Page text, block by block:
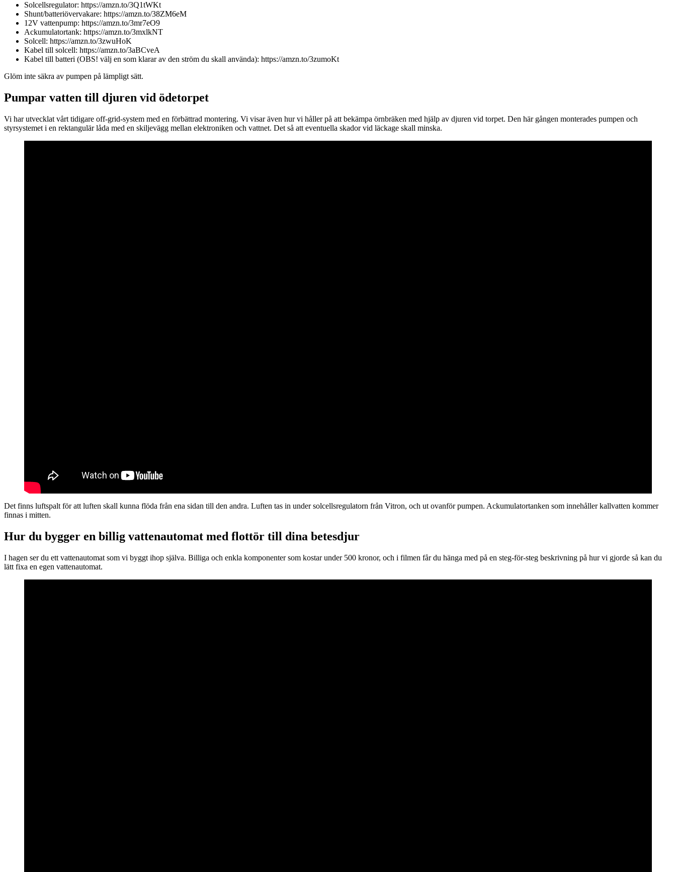
Solcellsregulator: https://amzn.to/3Q1tWKt
Shunt/batteriövervakare: https://amzn.to/38ZM6eM
12V vattenpump: https://amzn.to/3mr7eO9
Ackumulatortank: https://amzn.to/3mxlkNT
Solcell: https://amzn.to/3zwuHoK
Kabel till solcell: https://amzn.to/3aBCveA
Kabel till batteri (OBS! välj en som klarar av den ström du skall använda): https://amzn.to/3zumoKt
Glöm inte säkra av pumpen på lämpligt sätt.
Pumpar vatten till djuren vid ödetorpet
Vi har utvecklat vårt tidigare off-grid-system med en förbättrad montering. Vi visar även hur vi håller på att bekämpa örnbräken med hjälp av djuren vid torpet. Den här gången monterades pumpen och
styrsystemet i en rektangulär låda med en skiljevägg mellan elektroniken och vattnet. Det så att eventuella skador vid läckage skall minska.
Det finns luftspalt för att luften skall kunna flöda från ena sidan till den andra. Luften tas in under solcellsregulatorn från Vitron, och ut ovanför pumpen. Ackumulatortanken som innehåller kallvatten kommer
finnas i mitten.
Hur du bygger en billig vattenautomat med flottör till dina betesdjur
I hagen ser du ett vattenautomat som vi byggt ihop själva. Billiga och enkla komponenter som kostar under 500 kronor, och i filmen får du hänga med på en steg-för-steg beskrivning på hur vi gjorde så kan du
lätt fixa en egen vattenautomat.